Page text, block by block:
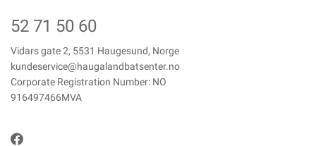
52 71 50 60
Vidars gate 2, 5531 Haugesund, Norge
kundeservice@haugalandbatsenter.no
Corporate Registration Number: NO
916497466MVA